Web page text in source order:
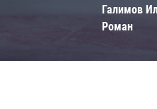
Галимов
Роман